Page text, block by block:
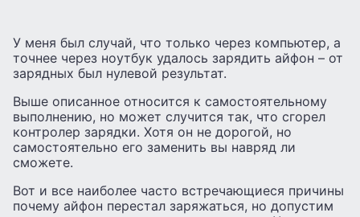
У меня был случай, что только через компьютер, а
точнее через ноутбук удалось зарядить айфон – от
зарядных был нулевой результат.
Выше описанное относится к самостоятельному
выполнению, но может случится так, что сгорел
контролер зарядки. Хотя он не дорогой, но
самостоятельно его заменить вы навряд ли
сможете.
Вот и все наиболее часто встречающиеся причины
почему айфон перестал заряжаться, но допустим